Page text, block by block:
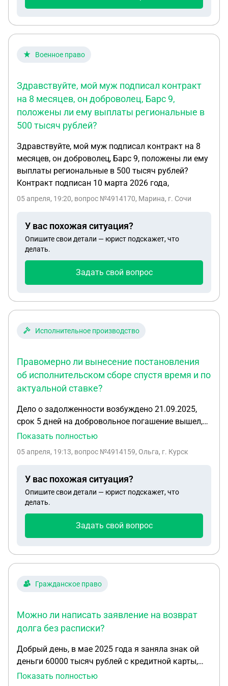
Военное право
Здравствуйте, мой муж подписал контракт
на 8 месяцев, он доброволец, Барс 9,
положены ли ему выплаты региональные в
500 тысяч рублей?
Здравствуйте, мой муж подписал контракт на 8
месяцев, он доброволец, Барс 9, положены ли ему
выплаты региональные в 500 тысяч рублей?
Контракт подписан 10 марта 2026 года,
05 апреля, 19:20, вопрос №4914170, Марина, г. Сочи
У вас похожая ситуация?
Опишите свои детали — юрист подскажет, что
делать.
Задать свой вопрос
Исполнительное производство
Правомерно ли вынесение постановления
об исполнительском сборе спустя время и по
актуальной ставке?
Дело о задолженности возбуждено 21.09.2025,
срок 5 дней на добровольное погашение вышел,
но пристав не вынес исполнительный сбор . В
исполнительном сборе , но вот вопрос прав ли
12% стала, когда пристав должен был по закону
это сделать? Не в течении 2-х месяцев того года?
Долг не погашен, дело не закрыто еще.
Показать полностью
05 апреля, 19:13, вопрос №4914159, Ольга, г. Курск
У вас похожая ситуация?
Опишите свои детали — юрист подскажет, что
делать.
Задать свой вопрос
Гражданское право
Можно ли написать заявление на возврат
долга без расписки?
Добрый день, в мае 2025 года я заняла знак ой
деньги 60000 тысяч рублей с кредитной карты,
деньги отдала наличными, до февраля 2026 года
Показать полностью